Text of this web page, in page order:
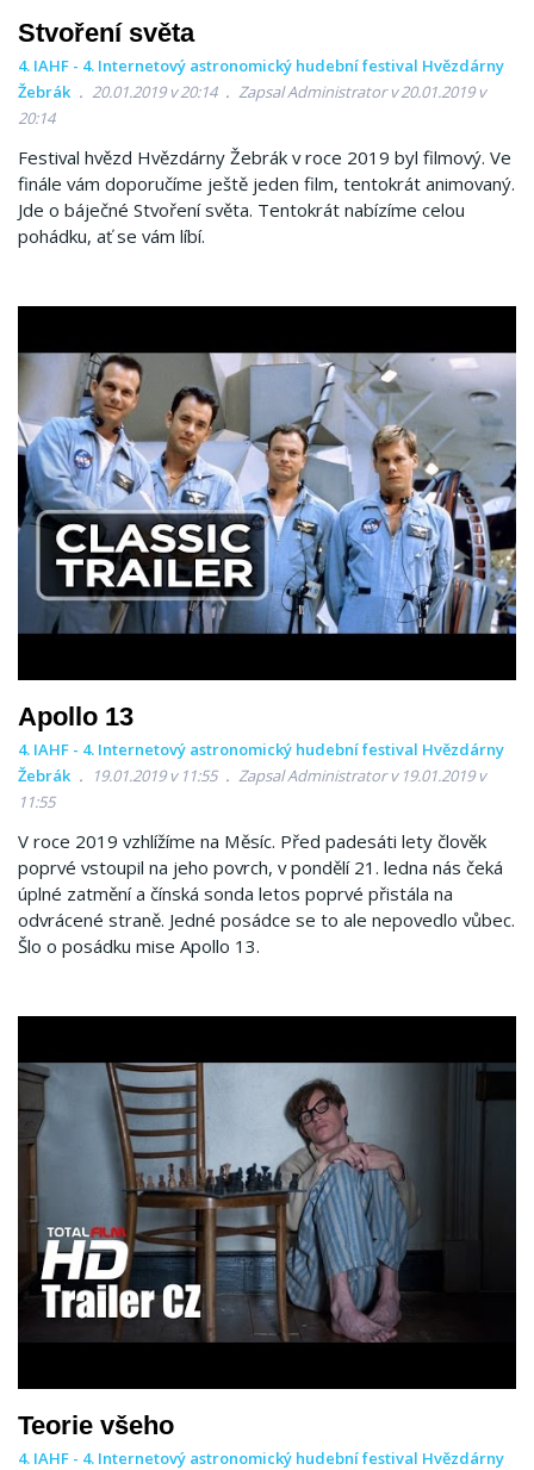
Stvoření světa
4. IAHF - 4. Internetový astronomický hudební festival Hvězdárny
Žebrák
20.01.2019 v 20:14
Zapsal Administrator v 20.01.2019 v
20:14
Festival hvězd Hvězdárny Žebrák v roce 2019 byl filmový. Ve
finále vám doporučíme ještě jeden film, tentokrát animovaný.
Jde o báječné Stvoření světa. Tentokrát nabízíme celou
pohádku, ať se vám líbí.
Apollo 13
4. IAHF - 4. Internetový astronomický hudební festival Hvězdárny
Žebrák
19.01.2019 v 11:55
Zapsal Administrator v 19.01.2019 v
11:55
V roce 2019 vzhlížíme na Měsíc. Před padesáti lety člověk
poprvé vstoupil na jeho povrch, v pondělí 21. ledna nás čeká
úplné zatmění a čínská sonda letos poprvé přistála na
odvrácené straně. Jedné posádce se to ale nepovedlo vůbec.
Šlo o posádku mise Apollo 13.
Teorie všeho
4. IAHF - 4. Internetový astronomický hudební festival Hvězdárny